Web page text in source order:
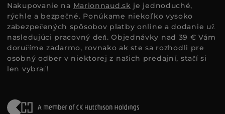
Nakupovanie na Marionnaud.sk je jednoduché,
rýchle a bezpečné. Ponúkame niekoľko vysoko
zabezpečených spôsobov platby online a dodanie už
nasledujúci pracovný deň. Objednávky nad 39 € Vám
doručíme zadarmo, rovnako ak ste sa rozhodli pre
osobný odber v niektorej z našich predajní, stačí si
len vybrať!